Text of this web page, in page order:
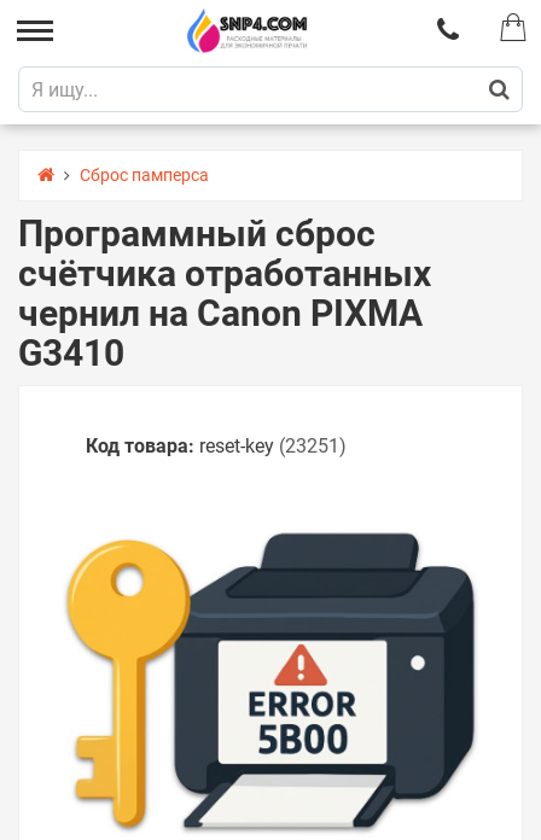
Сброс памперса
Программный сброс
счётчика отработанных
чернил на Canon PIXMA
G3410
Код товара: reset-key (23251)